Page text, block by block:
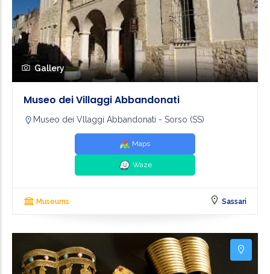
Gallery
Museo dei Villaggi Abbandonati
Museo dei Vllaggi Abbandonati - Sorso (SS)
Maps
Waze
Museums Sassari